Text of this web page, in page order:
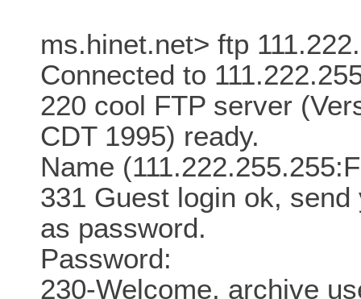
ms.hinet.net> ftp
Connected to
220 cool FTP server
CDT 1995) ready.
Name
331 Guest login ok,
as password.
Password:
230-Welcome, archive